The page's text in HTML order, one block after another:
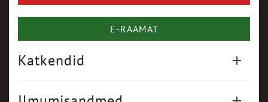
E-RAAMAT
Katkendid